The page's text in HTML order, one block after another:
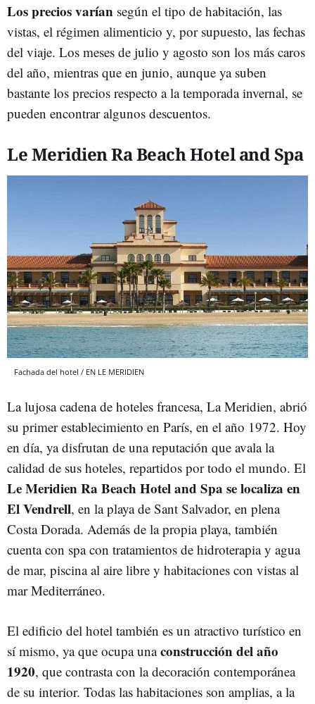
Los precios varían según el tipo de habitación, las
vistas, el régimen alimenticio y, por supuesto, las fechas
del viaje. Los meses de julio y agosto son los más caros
del año, mientras que en junio, aunque ya suben
bastante los precios respecto a la temporada invernal, se
pueden encontrar algunos descuentos.
Le Meridien Ra Beach Hotel and Spa
Fachada del hotel / EN LE MERIDIEN
La lujosa cadena de hoteles francesa, La Meridien, abrió
su primer establecimiento en París, en el año 1972. Hoy
en día, ya disfrutan de una reputación que avala la
calidad de sus hoteles, repartidos por todo el mundo. El
Le Meridien Ra Beach Hotel and Spa se localiza en
El Vendrell, en la playa de Sant Salvador, en plena
Costa Dorada. Además de la propia playa, también
cuenta con spa con tratamientos de hidroterapia y agua
de mar, piscina al aire libre y habitaciones con vistas al
mar Mediterráneo.
El edificio del hotel también es un atractivo turístico en
sí mismo, ya que ocupa unaconstrucción del año
1920, que contrasta con la decoración contemporánea
de su interior. Todas las habitaciones son amplias, a la